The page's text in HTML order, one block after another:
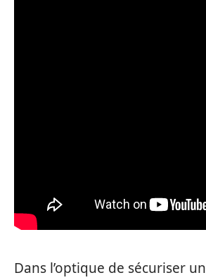
Dans l’optique de sécuriser un